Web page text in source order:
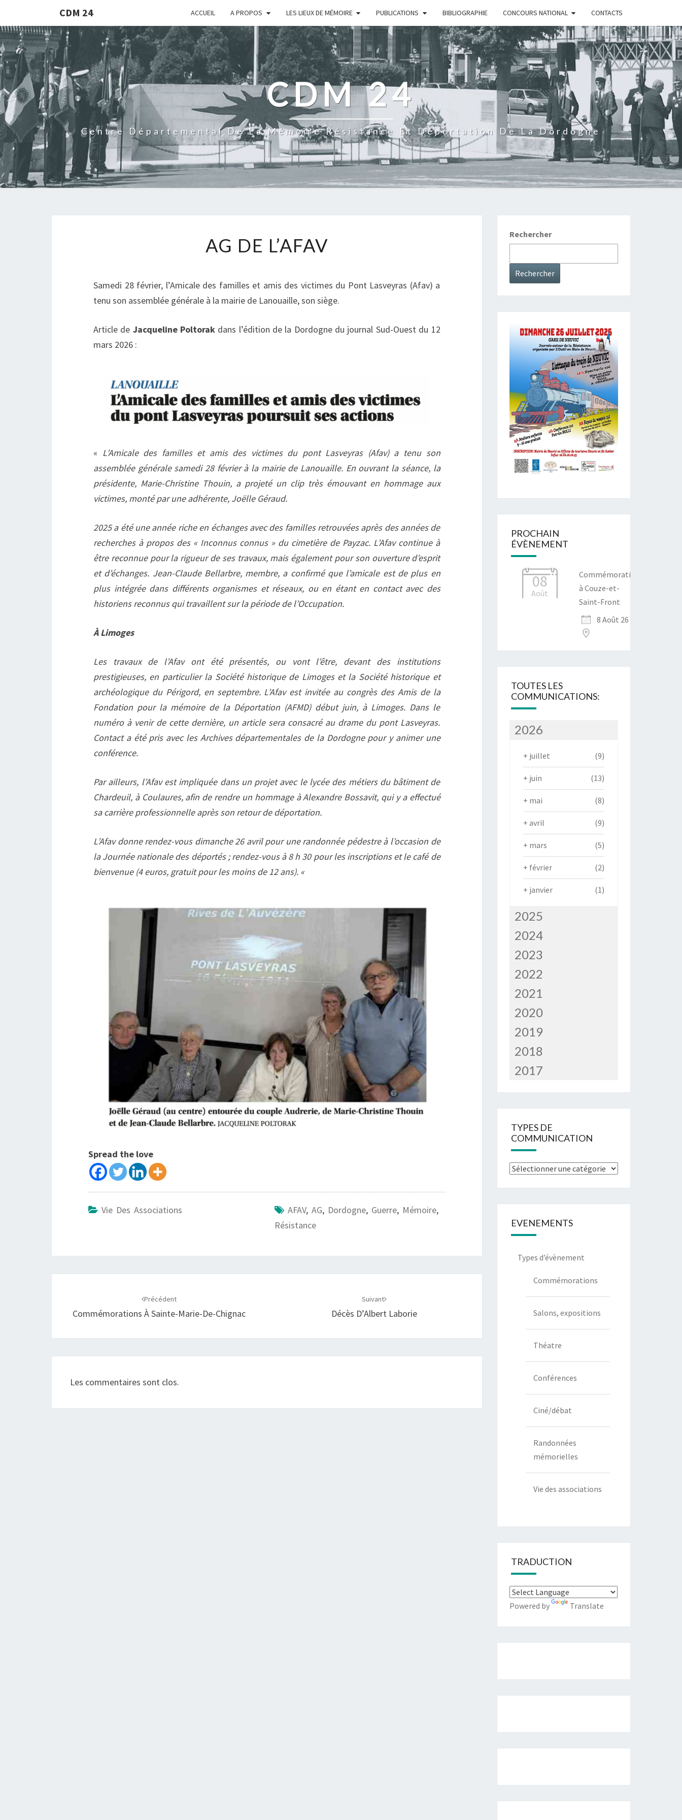
CDM 24 ACCUEIL A PROPOS LES LIEUX DE MÉMOIRE PUBLICATIONS BIBLIOGRAPHIE CONCOURS NATIONAL CONTACTS
CDM 24
Centre Départemental De La Mémoire Résistance Et Déportation De La Dordogne
AG DE L’AFAV
Samedi 28 février, l’Amicale des familles et amis des victimes du Pont Lasveyras (Afav) a
tenu son assemblée générale à la mairie de Lanouaille, son siège.
Article de Jacqueline Poltorak dans l’édition de la Dordogne du journal Sud-Ouest du 12
mars 2026 :
« L’Amicale des familles et amis des victimes du pont Lasveyras (Afav) a tenu son
assemblée générale samedi 28 février à la mairie de Lanouaille. En ouvrant la séance, la
présidente, Marie-Christine Thouin, a projeté un clip très émouvant en hommage aux
victimes, monté par une adhérente, Joëlle Géraud.
2025 a été une année riche en échanges avec des familles retrouvées après des années de
recherches à propos des « Inconnus connus » du cimetière de Payzac. L’Afav continue à
être reconnue pour la rigueur de ses travaux, mais également pour son ouverture d’esprit
et d’échanges. Jean-Claude Bellarbre, membre, a confirmé que l’amicale est de plus en
plus intégrée dans différents organismes et réseaux, ou en étant en contact avec des
historiens reconnus qui travaillent sur la période de l’Occupation.
À Limoges
Les travaux de l’Afav ont été présentés, ou vont l’être, devant des institutions
prestigieuses, en particulier la Société historique de Limoges et la Société historique et
archéologique du Périgord, en septembre. L’Afav est invitée au congrès des Amis de la
Fondation pour la mémoire de la Déportation (AFMD) début juin, à Limoges. Dans le
numéro à venir de cette dernière, un article sera consacré au drame du pont Lasveyras.
Contact a été pris avec les Archives départementales de la Dordogne pour y animer une
conférence.
Par ailleurs, l’Afav est impliquée dans un projet avec le lycée des métiers du bâtiment de
Chardeuil, à Coulaures, afin de rendre un hommage à Alexandre Bossavit, qui y a effectué
sa carrière professionnelle après son retour de déportation.
L’Afav donne rendez-vous dimanche 26 avril pour une randonnée pédestre à l’occasion de
la Journée nationale des déportés ; rendez-vous à 8 h 30 pour les inscriptions et le café de
bienvenue (4 euros, gratuit pour les moins de 12 ans). «
Spread the love
Vie Des Associations AFAV, AG, Dordogne, Guerre, Mémoire,
Résistance
Précédent
Commémorations À Sainte-Marie-De-Chignac
Suivant
Décès D’Albert Laborie
Les commentaires sont clos.
Rechercher
Rechercher
PROCHAIN
ÉVÈNEMENT
08
Août
Commémoration
à Couze-et-
Saint-Front
8 Août 26
TOUTES LES
COMMUNICATIONS:
2026
+ juillet (9)
+ juin (13)
+ mai (8)
+ avril (9)
+ mars (5)
+ février (2)
+ janvier (1)
2025
2024
2023
2022
2021
2020
2019
2018
2017
TYPES DE
COMMUNICATION
EVENEMENTS
Types d’évènement
Commémorations
Salons, expositions
Théatre
Conférences
Ciné/débat
Randonnées
mémorielles
Vie des associations
TRADUCTION
Powered by Translate